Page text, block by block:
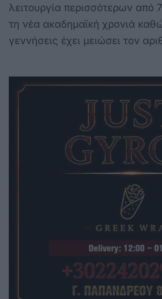
λειτουργία περισσότερων από
τη νέα ακαδημαϊκή χρονιά
γεννήσεις έχει μειώσει τον